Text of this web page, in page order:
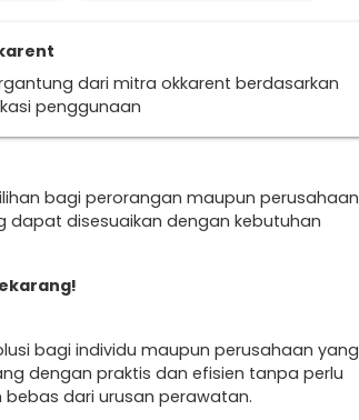
dari mitra okkarent berdasarkan
penggunaan
bagi perorangan maupun perusahaan
disesuaikan dengan kebutuhan
bagi individu maupun perusahaan yang
dengan praktis dan efisien tanpa perlu
dari urusan perawatan.